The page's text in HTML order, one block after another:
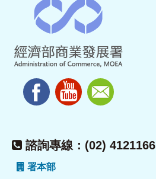
諮詢專線：(02) 4121166
署本部